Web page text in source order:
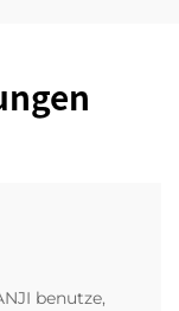
benutze,